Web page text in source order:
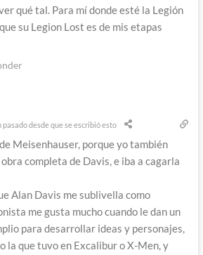
qué tal. Para mí donde esté la Legión
su Legion Lost es de mis etapas
pasado desde que se escribió esto
Meisenhauser, porque yo también
completa de Davis, e iba a cagarla
Alan Davis me sublivella como
me gusta mucho cuando le dan un
para desarrollar ideas y personajes,
la que tuvo en Excalibur o X-Men, y